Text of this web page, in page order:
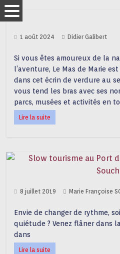
1 août 2024 Didier Galibert
Si vous êtes amoureux de la
l’aventure, Le Mas de Marie
dans cet écrin de verdure au
vous tend les bras avec ses
parcs, musées et activités en
Lire la suite
8 juillet 2019 Marie Françoise
Envie de changer de rythme,
quiétude ? Venez flâner dans
dans
Lire la suite